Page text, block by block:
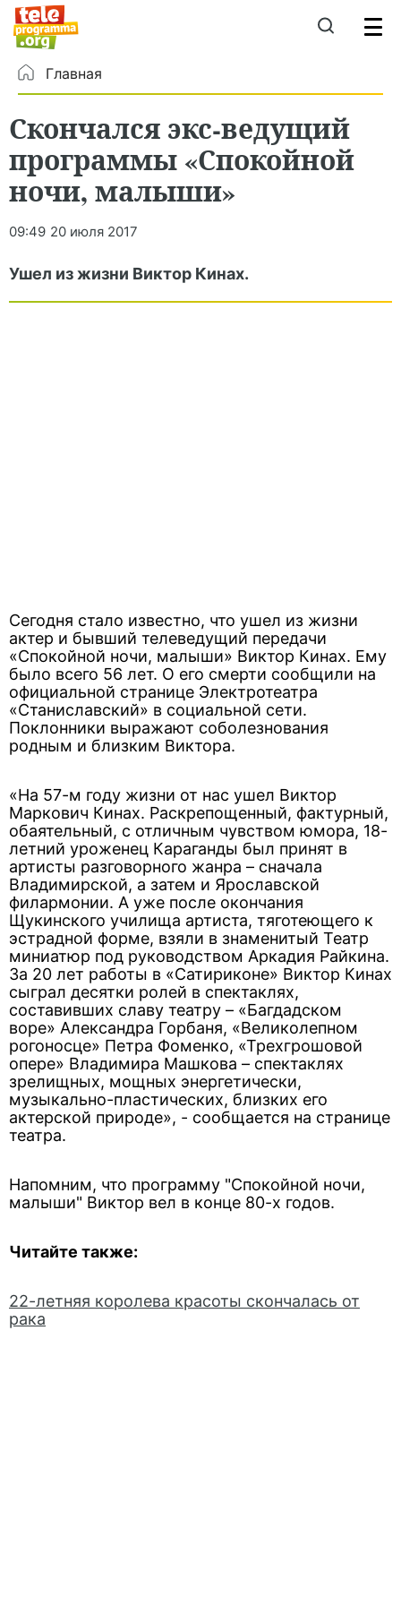
Главная
Скончался экс-ведущий
программы «Спокойной
ночи, малыши»
09:49 20 июля 2017
Ушел из жизни Виктор Кинах.
Сегодня стало известно, что ушел из жизни
актер и бывший телеведущий передачи
«Спокойной ночи, малыши» Виктор Кинах. Ему
было всего 56 лет. О его смерти сообщили на
официальной странице Электротеатра
«Станиславский» в социальной сети.
Поклонники выражают соболезнования
родным и близким Виктора.
«На 57-м году жизни от нас ушел Виктор
Маркович Кинах. Раскрепощенный, фактурный,
обаятельный, с отличным чувством юмора, 18-
летний уроженец Караганды был принят в
артисты разговорного жанра – сначала
Владимирской, а затем и Ярославской
филармонии. А уже после окончания
Щукинского училища артиста, тяготеющего к
эстрадной форме, взяли в знаменитый Театр
миниатюр под руководством Аркадия Райкина.
За 20 лет работы в «Сатириконе» Виктор Кинах
сыграл десятки ролей в спектаклях,
составивших славу театру – «Багдадском
воре» Александра Горбаня, «Великолепном
рогоносце» Петра Фоменко, «Трехгрошовой
опере» Владимира Машкова – спектаклях
зрелищных, мощных энергетически,
музыкально-пластических, близких его
актерской природе», - сообщается на странице
театра.
Напомним, что программу "Спокойной ночи,
малыши" Виктор вел в конце 80-х годов.
Читайте также:
22-летняя королева красоты скончалась от
рака